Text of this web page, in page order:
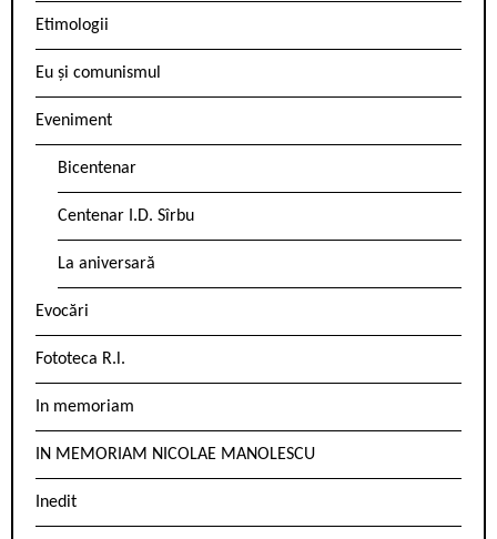
Etimologii
Eu și comunismul
Eveniment
Bicentenar
Centenar I.D. Sîrbu
La aniversară
Evocări
Fototeca R.l.
In memoriam
IN MEMORIAM NICOLAE MANOLESCU
Inedit